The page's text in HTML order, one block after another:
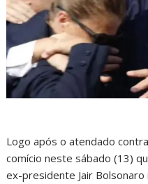
Logo após o atendado
comício neste sábado (13)
ex-presidente Jair